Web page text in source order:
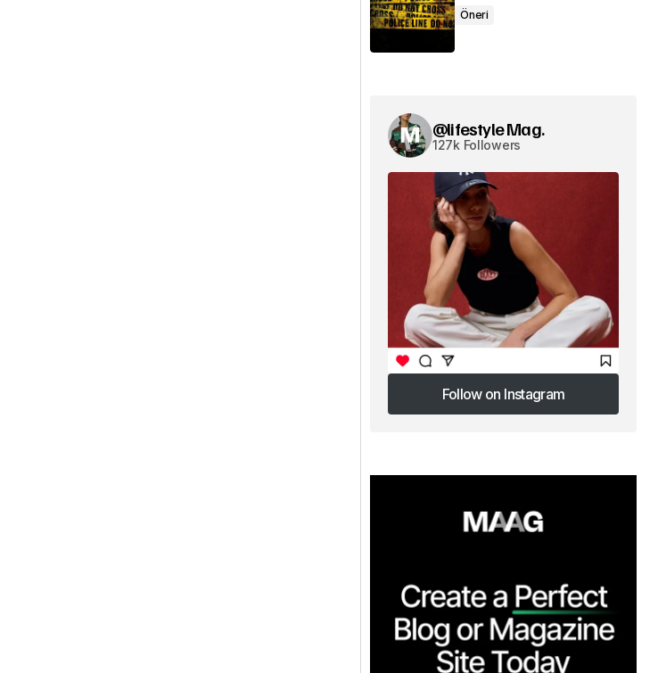
Öneri
@lifestyle Mag.
127k Followers
Follow on Instagram
Follow on Instagram